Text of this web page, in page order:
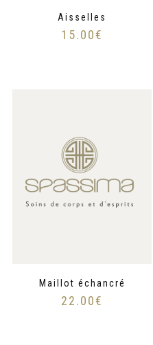
Aisselles
15.00€
Maillot échancré
22.00€